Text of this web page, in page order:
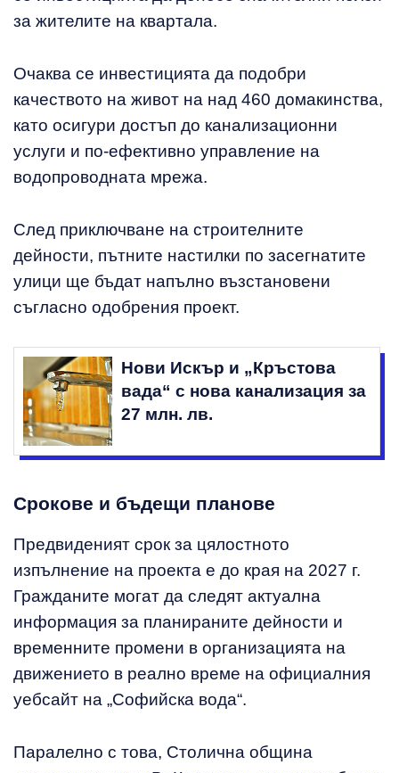
за жителите на квартала.
Очаква се инвестицията да подобри
качеството на живот на над 460 домакинства,
като осигури достъп до канализационни
услуги и по-ефективно управление на
водопроводната мрежа.
След приключване на строителните
дейности, пътните настилки по засегнатите
улици ще бъдат напълно възстановени
съгласно одобрения проект.
Нови Искър и „Кръстова
вада“ с нова канализация за
27 млн. лв.
Срокове и бъдещи планове
Предвиденият срок за цялостното
изпълнение на проекта е до края на 2027 г.
Гражданите могат да следят актуална
информация за планираните дейности и
временните промени в организацията на
движението в реално време на официалния
уебсайт на „Софийска вода“.
Паралелно с това, Столична община